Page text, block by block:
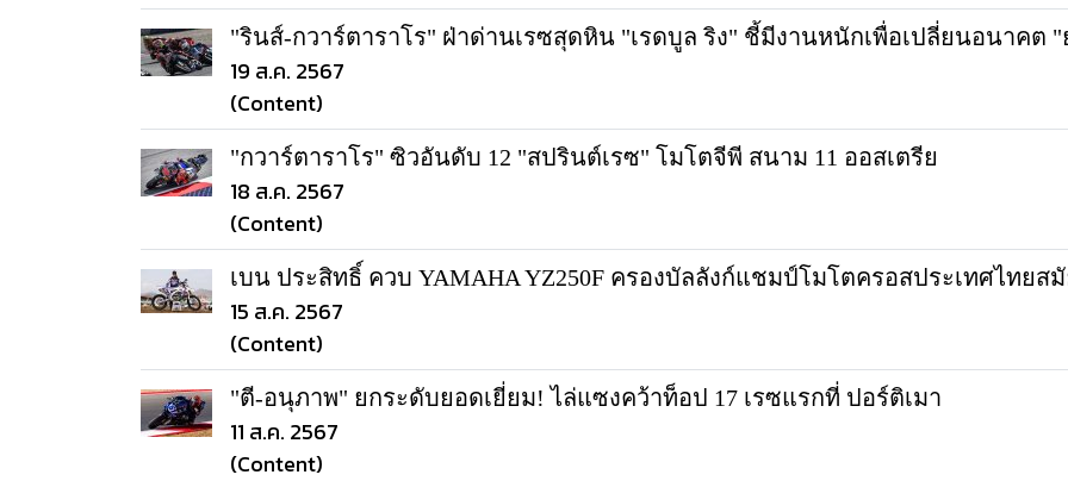
"รินส์-กวาร์ตาราโร" ฝ่าด่านเรซสุดหิน "เรดบูล ริง" ชี้มีงานหนักเพื่อเปลี่ยนอนาคต
19 ส.ค. 2567
(Content)
"กวาร์ตาราโร" ซิวอันดับ 12 "สปรินต์เรซ" โมโตจีพี สนาม 11 ออสเตรีย
18 ส.ค. 2567
(Content)
เบน ประสิทธิ์ ควบ YAMAHA YZ250F ครองบัลลังก์แชมป์โมโตครอสประเทศไทยส
15 ส.ค. 2567
(Content)
"ตี-อนุภาพ" ยกระดับยอดเยี่ยม! ไล่แซงคว้าท็อป 17 เรซแรกที่ ปอร์ติเมา
11 ส.ค. 2567
(Content)